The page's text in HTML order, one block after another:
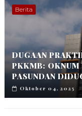
Berita
DUGAAN
PKKMB: OKNUM
PASUNDAN
Oktober 04, 2025